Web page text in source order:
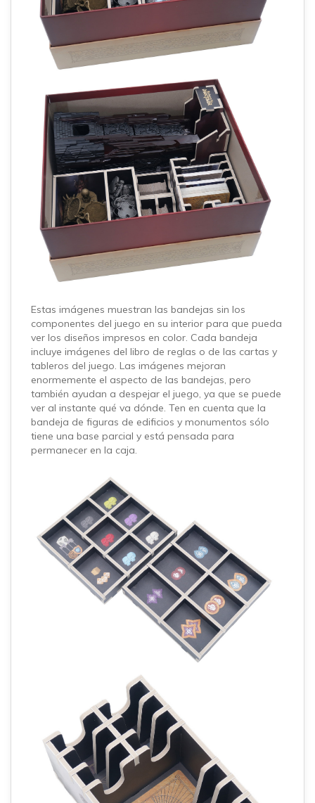
Estas imágenes muestran las bandejas sin los
componentes del juego en su interior para que pueda
ver los diseños impresos en color. Cada bandeja
incluye imágenes del libro de reglas o de las cartas y
tableros del juego. Las imágenes mejoran
enormemente el aspecto de las bandejas, pero
también ayudan a despejar el juego, ya que se puede
ver al instante qué va dónde. Ten en cuenta que la
bandeja de figuras de edificios y monumentos sólo
tiene una base parcial y está pensada para
permanecer en la caja.